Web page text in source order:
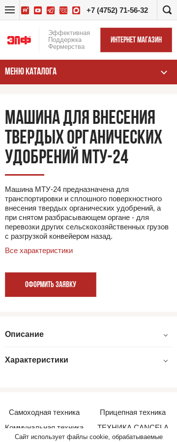
+7 (4752) 71-56-32
Эффективная
Поддержка
Фермерства
ИНТЕРНЕТ МАГАЗИН
МЕНЮ КАТАЛОГА
МАШИНА ДЛЯ ВНЕСЕНИЯ
ТВЕРДЫХ ОРГАНИЧЕСКИХ
УДОБРЕНИЙ МТУ-24
Машина МТУ-24 предназначена для
транспортировки и сплошного поверхностного
внесения твердых органических удобрений, а
при снятом разбрасывающем органе - для
перевозки других сельскохозяйственных грузов
с разгрузкой конвейером назад.
Все характеристики
ОФОРМИТЬ ЗАЯВКУ
Описание
Характеристики
Самоходная техника
Прицепная техника
Коммунальная техника
ТЕХНИКА CANCELA
Сайт использует файлы cookie, обрабатываемые